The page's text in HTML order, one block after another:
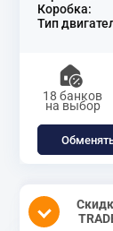
Коробка:
Тип
18 банков
на выбор